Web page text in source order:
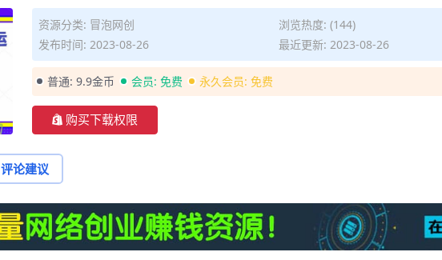
资源分类: 冒泡网创
浏览热度: (144)
发布时间: 2023-08-26
最近更新: 2023-08-26
普通: 9.9金币 会员: 免费 永久会员: 免费
购买下载权限
评论建议